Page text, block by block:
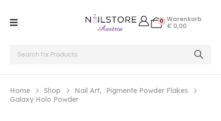
0 Warenkorb
€ 0,00
Home Shop Nail Art,
Pigmente Powder Flakes
Galaxy Holo Powder